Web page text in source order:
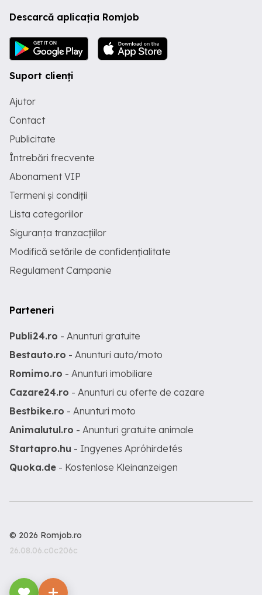
Descarcă aplicația Romjob
Suport clienți
Ajutor
Contact
Publicitate
Întrebări frecvente
Abonament VIP
Termeni și condiții
Lista categoriilor
Siguranța tranzacțiilor
Modifică setările de confidențialitate
Regulament Campanie
Parteneri
Publi24.ro - Anunturi gratuite
Bestauto.ro - Anunturi auto/moto
Romimo.ro - Anunturi imobiliare
Cazare24.ro - Anunturi cu oferte de cazare
Bestbike.ro - Anunturi moto
Animalutul.ro - Anunturi gratuite animale
Startapro.hu - Ingyenes Apróhirdetés
Quoka.de - Kostenlose Kleinanzeigen
© 2026 Romjob.ro
26.08.06.c0c206c